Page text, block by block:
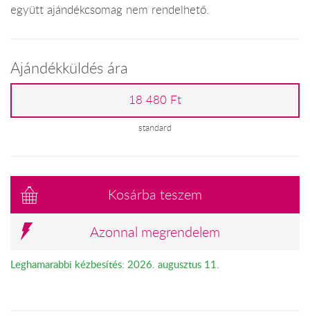
együtt ajándékcsomag nem rendelhető.
Ajándékküldés ára
18 480 Ft
standard
Kosárba teszem
Azonnal megrendelem
Leghamarabbi kézbesítés: 2026. augusztus 11.